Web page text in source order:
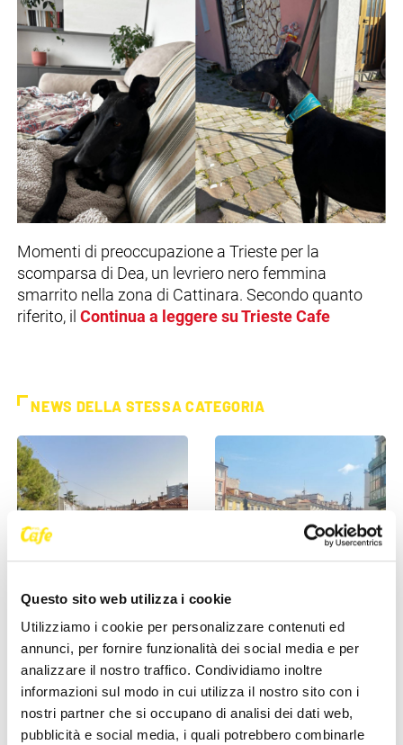
Questo sito web utilizza i cookie
Utilizziamo i cookie per personalizzare contenuti ed
annunci, per fornire funzionalità dei social media e per
analizzare il nostro traffico. Condividiamo inoltre
informazioni sul modo in cui utilizza il nostro sito con i
nostri partner che si occupano di analisi dei dati web,
pubblicità e social media, i quali potrebbero combinarle
Momenti di preoccupazione a Trieste per la
scomparsa di Dea, un levriero nero femmina
smarrito nella zona di Cattinara. Secondo quanto
riferito, il Continua a leggere su Trieste Cafe
NEWS DELLA STESSA CATEGORIA
Trieste, allarme viabilità in
via Costalunga: “Slalom tra
auto parcheggiate e [...]
25 Maggio 2026
“Trecento persone bloccano
una città”: lo sfogo di un
triestino dopo il [...]
19 Maggio 2026